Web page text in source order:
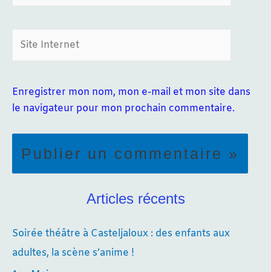
Enregistrer mon nom, mon e-mail et mon site dans
le navigateur pour mon prochain commentaire.
Articles récents
Soirée théâtre à Casteljaloux : des enfants aux
adultes, la scène s’anime !